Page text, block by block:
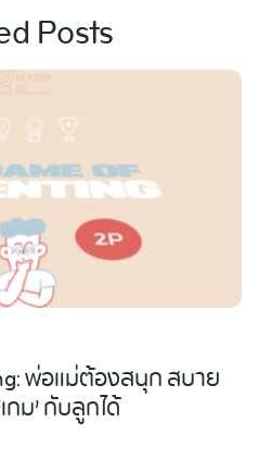
Posts
พ่อแม่ต้องสนุก สบาย
กม’ กับลูกได้